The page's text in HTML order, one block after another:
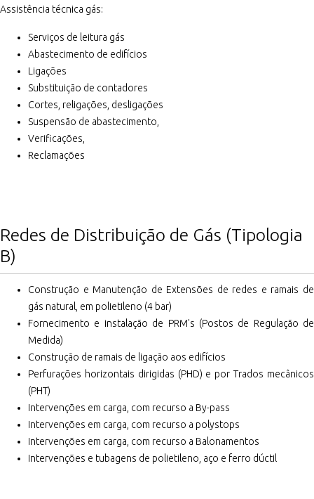
Assistência técnica gás:
Serviços de leitura gás
Abastecimento de edifícios
Ligações
Substituição de contadores
Cortes, religações, desligações
Suspensão de abastecimento,
Verificações,
Reclamações
Redes de Distribuição de Gás (Tipologia
B)
Construção e Manutenção de Extensões de redes e ramais de
gás natural, em polietileno (4 bar)
Fornecimento e instalação de PRM's (Postos de Regulação de
Medida)
Construção de ramais de ligação aos edifícios
Perfurações horizontais dirigidas (PHD) e por Trados mecânicos
(PHT)
Intervenções em carga, com recurso a By-pass
Intervenções em carga, com recurso a polystops
Intervenções em carga, com recurso a Balonamentos
Intervenções e tubagens de polietileno, aço e ferro dúctil